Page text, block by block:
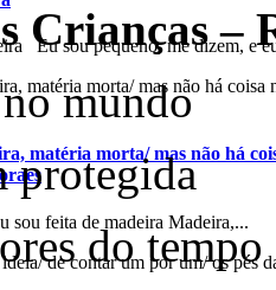
Eu sou pequeno, me dizem, e
matéria morta/ mas não há
feita de madeira Madeira,...
Crianças –
mundo
protegida
do tempo